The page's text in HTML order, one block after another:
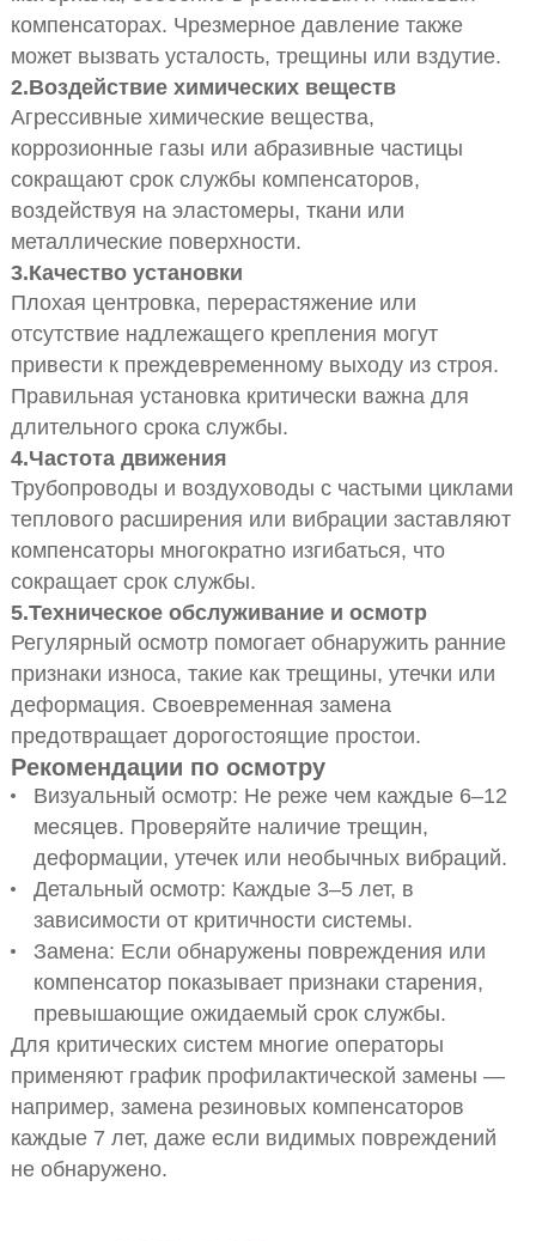
компенсаторах. Чрезмерное давление также
может вызвать усталость, трещины или вздутие.
2.Воздействие химических веществ
Агрессивные химические вещества,
коррозионные газы или абразивные частицы
сокращают срок службы компенсаторов,
воздействуя на эластомеры, ткани или
металлические поверхности.
3.Качество установки
Плохая центровка, перерастяжение или
отсутствие надлежащего крепления могут
привести к преждевременному выходу из строя.
Правильная установка критически важна для
длительного срока службы.
4.Частота движения
Трубопроводы и воздуховоды с частыми циклами
теплового расширения или вибрации заставляют
компенсаторы многократно изгибаться, что
сокращает срок службы.
5.Техническое обслуживание и осмотр
Регулярный осмотр помогает обнаружить ранние
признаки износа, такие как трещины, утечки или
деформация. Своевременная замена
предотвращает дорогостоящие простои.
Рекомендации по осмотру
Визуальный осмотр: Не реже чем каждые 6–12
месяцев. Проверяйте наличие трещин,
деформации, утечек или необычных вибраций.
Детальный осмотр: Каждые 3–5 лет, в
зависимости от критичности системы.
Замена: Если обнаружены повреждения или
компенсатор показывает признаки старения,
превышающие ожидаемый срок службы.
Для критических систем многие операторы
применяют график профилактической замены —
например, замена резиновых компенсаторов
каждые 7 лет, даже если видимых повреждений
не обнаружено.